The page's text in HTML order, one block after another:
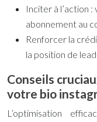
Inciter à l’action
abonnement au
Renforcer la
la position de
Conseils
votre bio
L’optimisation